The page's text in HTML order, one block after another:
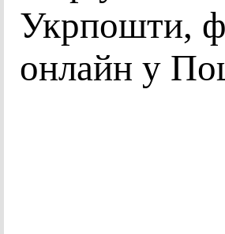
Укрпошти,
онлайн у